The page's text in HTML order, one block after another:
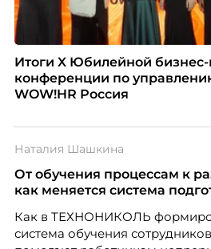
Итоги X Юбилейной
конференции по
WOW!HR Россия
Наталия Шашкина
От обучения процессам к
как меняется система
Как в ТЕХНОНИКОЛЬ
система обучения